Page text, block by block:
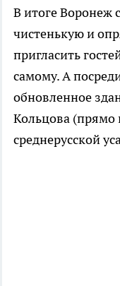
В итоге Воронеж
чистенькую и
пригласить
самому. А
обновленное
Кольцова (прямо
среднерусской